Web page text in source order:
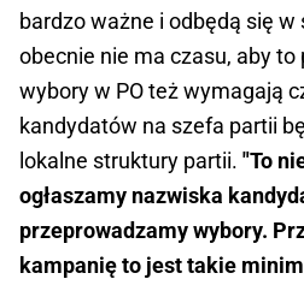
bardzo ważne i odbędą się w
obecnie nie ma czasu, aby to
wybory w PO też wymagają
kandydatów na szefa partii
lokalne struktury partii. "To
ogłaszamy nazwiska
przeprowadzamy wybory.
kampanię to jest takie